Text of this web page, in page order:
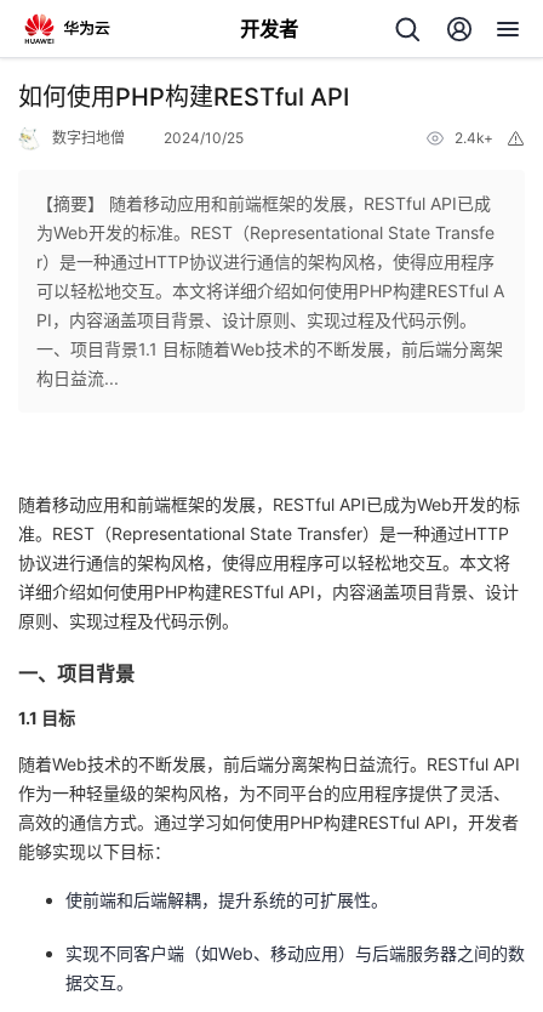
开发者
返
个
人
我
发
者
博
客
的
论
我
的
我
如何使用PHP构建RESTful API
数字扫地僧 2024/10/25 2.4k+
【摘要】 随着移动应用和前端框架的发展，RESTful API已成
为Web开发的标准。REST（Representational State Transfe
r）是一种通过HTTP协议进行通信的架构风格，使得应用程序
可以轻松地交互。本文将详细介绍如何使用PHP构建RESTful A
PI，内容涵盖项目背景、设计原则、实现过程及代码示例。
一、项目背景1.1 目标随着Web技术的不断发展，前后端分离架
构日益流...
随着移动应用和前端框架的发展，RESTful API已成为Web开发的标
准。REST（Representational State Transfer）是一种通过HTTP
协议进行通信的架构风格，使得应用程序可以轻松地交互。本文将
详细介绍如何使用PHP构建RESTful API，内容涵盖项目背景、设计
原则、实现过程及代码示例。
一、项目背景
1.1 目标
随着Web技术的不断发展，前后端分离架构日益流行。RESTful API
作为一种轻量级的架构风格，为不同平台的应用程序提供了灵活、
高效的通信方式。通过学习如何使用PHP构建RESTful API，开发者
能够实现以下目标：
使前端和后端解耦，提升系统的可扩展性。
实现不同客户端（如Web、移动应用）与后端服务器之间的数
据交互。